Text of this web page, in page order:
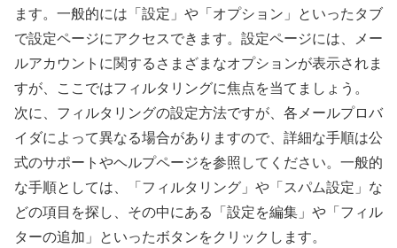
ます。一般的には「設定」や「オプション」といったタブ
で設定ページにアクセスできます。設定ページには、メー
ルアカウントに関するさまざまなオプションが表示されま
すが、ここではフィルタリングに焦点を当てましょう。
次に、フィルタリングの設定方法ですが、各メールプロバ
イダによって異なる場合がありますので、詳細な手順は公
式のサポートやヘルプページを参照してください。一般的
な手順としては、「フィルタリング」や「スパム設定」な
どの項目を探し、その中にある「設定を編集」や「フィル
ターの追加」といったボタンをクリックします。